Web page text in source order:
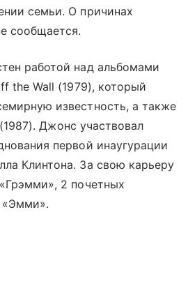
семьи. О причинах
сообщается.
работой над альбомами
the Wall (1979), который
известность, а также
Джонс участвовал
первой инаугурации
Клинтона. За свою карьеру
2 почетных